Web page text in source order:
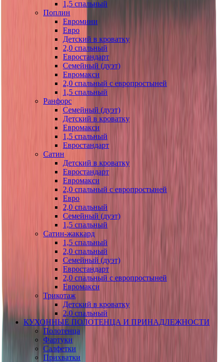
1,5 спальный
Поплин
Евромини
Евро
Детский в кроватку
2,0 спальный
Евростандарт
Семейный (дуэт)
Евромакси
2,0 спальный с европростыней
1,5 спальный
Ранфорс
Семейный (дуэт)
Детский в кроватку
Евромакси
1,5 спальный
Евростандарт
Сатин
Детский в кроватку
Евростандарт
Евромакси
2,0 спальный с европростыней
Евро
2,0 спальный
Семейный (дуэт)
1,5 спальный
Сатин-жаккард
1,5 спальный
2,0 спальный
Семейный (дуэт)
Евростандарт
2,0 спальный с европростыней
Евромакси
Трикотаж
Детский в кроватку
2,0 спальный
КУХОННЫЕ ПОЛОТЕНЦА И ПРИНАДЛЕЖНОСТИ
Полотенца
Фартуки
Салфетки
Прихватки